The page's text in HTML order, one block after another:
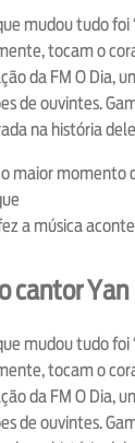
mudou tudo foi
tocam o
da FM O Dia,
de ouvintes.
na história
o maior momento
a música
cantor Yan
mudou tudo foi
tocam o
da FM O Dia,
de ouvintes.